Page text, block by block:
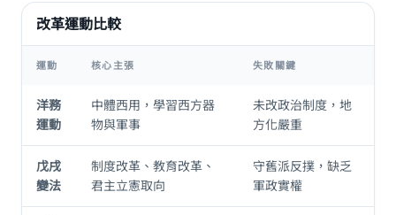
改革運動比較
運動 核心主張 失敗關鍵
洋務
運動
中體西用，學習西方器
物與軍事
未改政治制度，地
方化嚴重
戊戌
變法
制度改革、教育改革、
君主立憲取向
守舊派反撲，缺乏
軍政實權